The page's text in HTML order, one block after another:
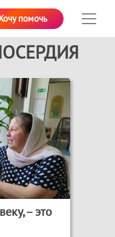
помочь
– это